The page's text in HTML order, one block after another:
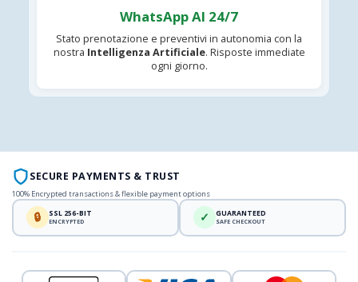
WhatsApp AI 24/7
Stato prenotazione e preventivi in autonomia con la
nostra Intelligenza Artificiale. Risposte immediate
ogni giorno.
SECURE PAYMENTS & TRUST
100% Encrypted transactions & flexible payment options
🔒 SSL 256-BIT
ENCRYPTED ✓ GUARANTEED
SAFE CHECKOUT